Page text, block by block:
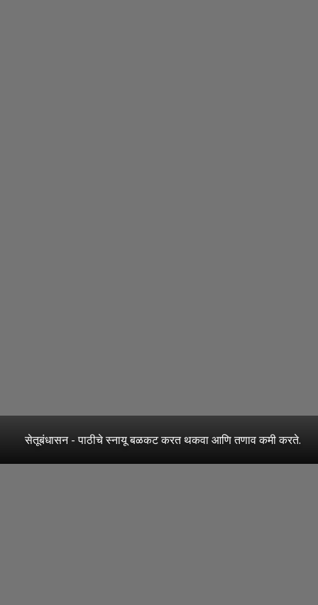
सेतूबंधासन - पाठीचे स्नायू बळकट करत थकवा आणि तणाव कमी करते.